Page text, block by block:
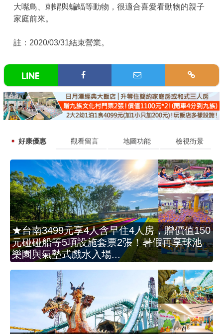
大嘴鳥、刺蝟與蝙蝠等動物，很適合喜愛看動物的親子
家庭前來。
註：2020/03/31結束營業。
好康優惠 觀看留言 地圖功能 檢視街景
★台南3499元享4人含早住4人房，贈價值150
元碰碰船等5項設施套票2張！暑假再享球池
樂園與氣墊式戲水入場...